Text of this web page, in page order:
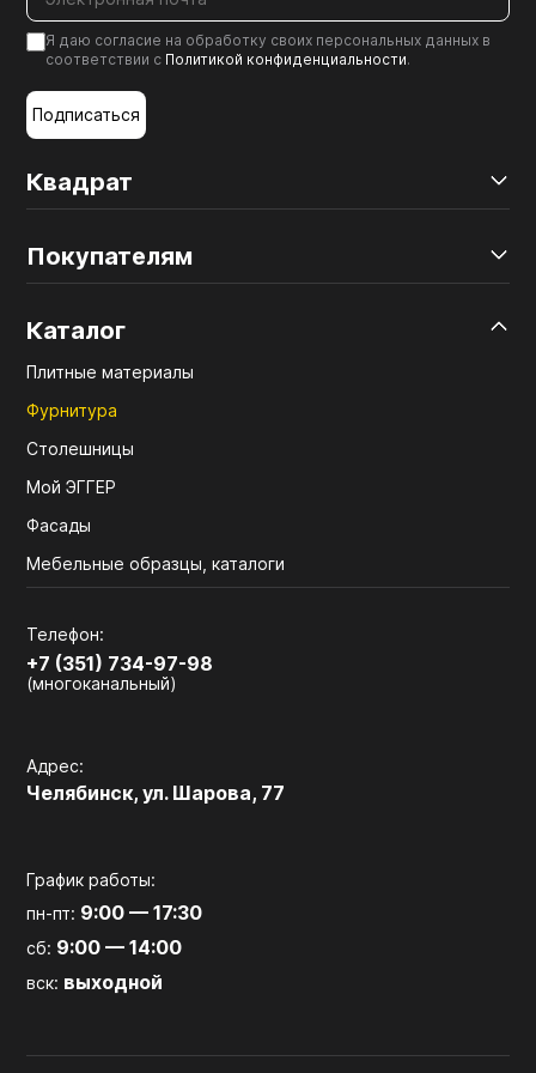
Мебельные образцы, каталоги
Квадрат
Покупателям
Каталог
Плитные материалы
Фурнитура
Столешницы
Мой ЭГГЕР
Фасады
Мебельные образцы, каталоги
Телефон:
+7 (351) 734-97-98
(многоканальный)
Адрес:
Челябинск, ул. Шарова, 77
График работы:
пн-пт: 9:00 — 17:30
сб: 9:00 — 14:00
вск: выходной
Я даю согласие на обработку своих персональных данных в
соответствии с Политикой конфиденциальности.
Подписаться